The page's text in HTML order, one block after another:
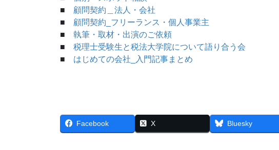
■ 顧問契約＿法人・会社
■ 顧問契約_フリーランス・個人事業主
■ 執筆・取材・出演のご依頼
■ 税理士受験生と税法大学院について語り合う会
■ はじめての会社_入門記事まとめ
Facebook X Bluesky